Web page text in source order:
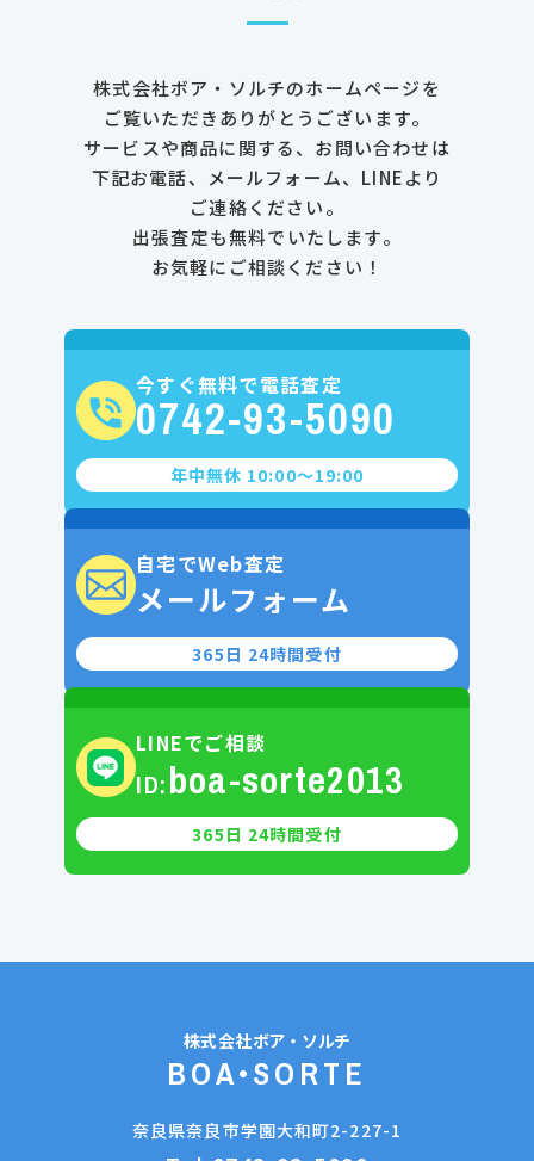
株式会社ボア・ソルチのホームページを
ご覧いただきありがとうございます。
サービスや商品に関する、お問い合わせは
下記お電話、メールフォーム、LINEより
ご連絡ください。
出張査定も無料でいたします。
お気軽にご相談ください！
今すぐ無料で電話査定
0742-93-5090
年中無休 10:00〜19:00
自宅でWeb査定
メールフォーム
365日 24時間受付
LINEでご相談
ID:boa-sorte2013
365日 24時間受付
株式会社ボア・ソルチ
BOA•SORTE
奈良県奈良市学園大和町2-227-1